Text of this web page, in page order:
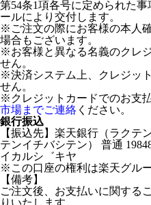
第54条1項各号に定められた
ールにより交付します。
※ご注文の際にお客様の本人
場合もございます。
※お客様と異なる名義のクレ
せん。
※決済システム上、クレジッ
せん。
※クレジットカードでのお支
市場までご連絡 ください。
銀行振込
【振込先】楽天銀行（ラクテ
テンイチバシテン） 普通
イカルシ゛キヤ
※この口座の権利は楽天グル
【備考】
ご注文後、お支払いに関する
りいたします。